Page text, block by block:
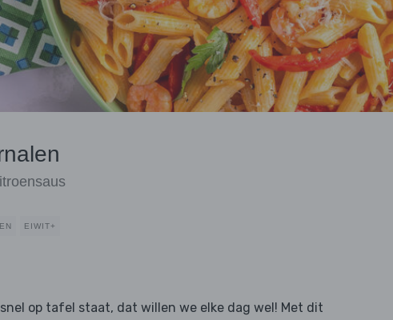
EIWIT+
op tafel staat, dat willen we elke dag wel! Met dit